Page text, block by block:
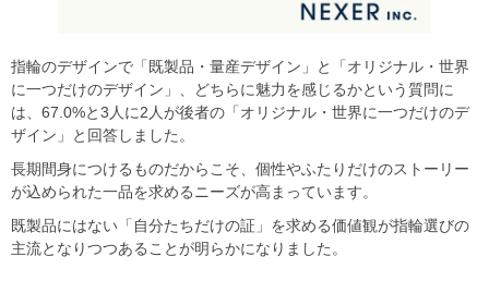
指輪のデザインで「既製品・量産デザイン」と「オリジナル・世界
に一つだけのデザイン」、どちらに魅力を感じるかという質問に
は、67.0%と3人に2人が後者の「オリジナル・世界に一つだけのデ
ザイン」と回答しました。
長期間身につけるものだからこそ、個性やふたりだけのストーリー
が込められた一品を求めるニーズが高まっています。
既製品にはない「自分たちだけの証」を求める価値観が指輪選びの
主流となりつつあることが明らかになりました。